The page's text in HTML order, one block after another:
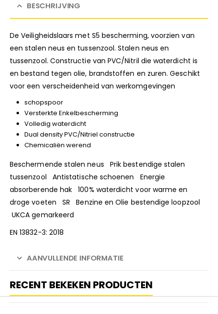
BESCHRIJVING
De Veiligheidslaars met S5 bescherming, voorzien van
een stalen neus en tussenzool. Stalen neus en
tussenzool. Constructie van PVC/Nitril die waterdicht is
en bestand tegen olie, brandstoffen en zuren. Geschikt
voor een verscheidenheid van werkomgevingen
schopspoor
Versterkte Enkelbescherming
Volledig waterdicht
Dual density PVC/Nitriel constructie
Chemicaliën werend
Beschermende stalen neus Prik bestendige stalen
tussenzool Antistatische schoenen Energie
absorberende hak 100% waterdicht voor warme en
droge voeten SR Benzine en Olie bestendige loopzool
UKCA gemarkeerd
EN 13832-3: 2018
AANVULLENDE INFORMATIE
RECENT BEKEKEN PRODUCTEN